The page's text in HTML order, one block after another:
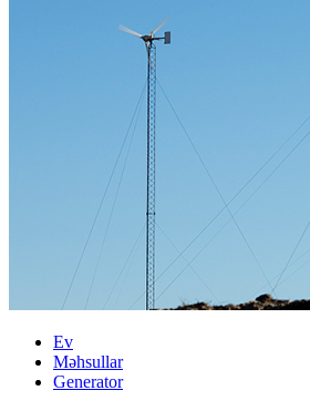
Ev
Məhsullar
Generator